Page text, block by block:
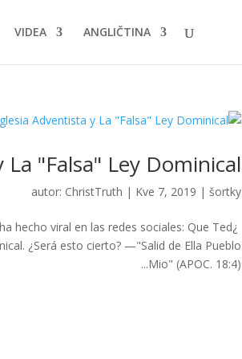
ANGLIČTINA
VIDEA
"Falsa" Ley Dominical
autor: ChristTruth | Kve 7, 2019 |šortky
hecho viral en las redes sociales: Que Ted
¿Será esto cierto? —"Salid de Ella Pueblo
Mio" (APOC. 18:4)...